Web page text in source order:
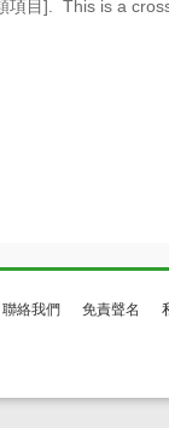
項目]. This is a
聯絡我們 免責聲名